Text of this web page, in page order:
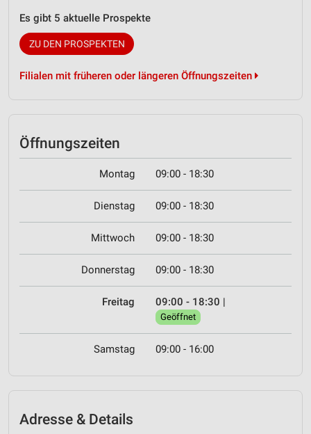
Es gibt 5 aktuelle Prospekte
ZU DEN PROSPEKTEN
Filialen mit früheren oder längeren Öffnungszeiten
Öffnungszeiten
Montag 09:00 - 18:30
Dienstag 09:00 - 18:30
Mittwoch 09:00 - 18:30
Donnerstag 09:00 - 18:30
Freitag 09:00 - 18:30 |
Geöffnet
Samstag 09:00 - 16:00
Adresse & Details